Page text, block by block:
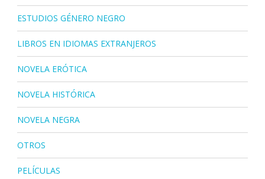
ESTUDIOS GÉNERO NEGRO
LIBROS EN IDIOMAS EXTRANJEROS
NOVELA ERÓTICA
NOVELA HISTÓRICA
NOVELA NEGRA
OTROS
PELÍCULAS